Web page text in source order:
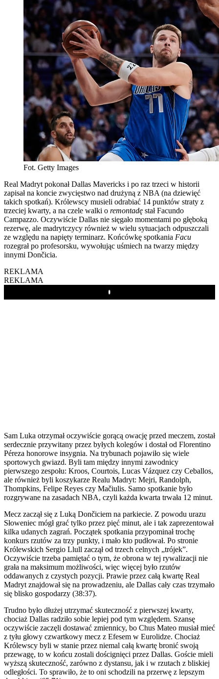
Fot. Getty Images
Real Madryt pokonał Dallas Mavericks i po raz trzeci w historii
zapisał na koncie zwycięstwo nad drużyną z NBA (na dziewięć
takich spotkań). Królewscy musieli odrabiać 14 punktów straty z
trzeciej kwarty, a na czele walki o remontadę stał Facundo
Campazzo. Oczywiście Dallas nie sięgało momentami po głęboką
rezerwę, ale madrytczycy również w wielu sytuacjach odpuszczali
ze względu na napięty terminarz. Końcówkę spotkania Facu
rozegrał po profesorsku, wywołując uśmiech na twarzy między
innymi Dončicia.
REKLAMA
REKLAMA
Play
Sam Luka otrzymał oczywiście gorącą owację przed meczem, został
serdecznie przywitany przez byłych kolegów i dostał od Florentino
Péreza honorowe insygnia. Na trybunach pojawiło się wiele
sportowych gwiazd. Byli tam między innymi zawodnicy
pierwszego zespołu: Kroos, Courtois, Lucas Vázquez czy Ceballos,
ale również byli koszykarze Realu Madryt: Mejri, Randolph,
Thompkins, Felipe Reyes czy Mačiulis. Samo spotkanie było
rozgrywane na zasadach NBA, czyli każda kwarta trwała 12 minut.
Mecz zaczął się z Luką Dončiciem na parkiecie. Z powodu urazu
Słoweniec mógł grać tylko przez pięć minut, ale i tak zaprezentował
kilka udanych zagrań. Początek spotkania przypominał trochę
konkurs rzutów za trzy punkty, i mało kto pudłował. Po stronie
Królewskich Sergio Llull zaczął od trzech celnych „trójek”.
Oczywiście trzeba pamiętać o tym, że obrona w tej rywalizacji nie
grała na maksimum możliwości, więc więcej było rzutów
oddawanych z czystych pozycji. Prawie przez całą kwartę Real
Madryt znajdował się na prowadzeniu, ale Dallas cały czas trzymało
się blisko gospodarzy (38:37).
Trudno było dłużej utrzymać skuteczność z pierwszej kwarty,
chociaż Dallas radziło sobie lepiej pod tym względem. Szansę
oczywiście zaczęli dostawać zmiennicy, bo Chus Mateo musiał mieć
z tyłu głowy czwartkowy mecz z Efesem w Eurolidze. Chociaż
Królewscy byli w stanie przez niemal całą kwartę bronić swoją
przewagę, to w końcu zostali doścignięci przez Dallas. Goście mieli
wyższą skuteczność, zarówno z dystansu, jak i w rzutach z bliskiej
odległości. To sprawiło, że to oni schodzili na przerwę z lepszym